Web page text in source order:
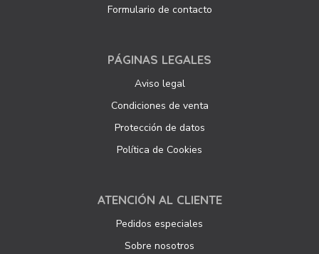
Formulario de contacto
PÁGINAS LEGALES
Aviso legal
Condiciones de venta
Protección de datos
Política de Cookies
ATENCIÓN AL CLIENTE
Pedidos especiales
Sobre nosotros